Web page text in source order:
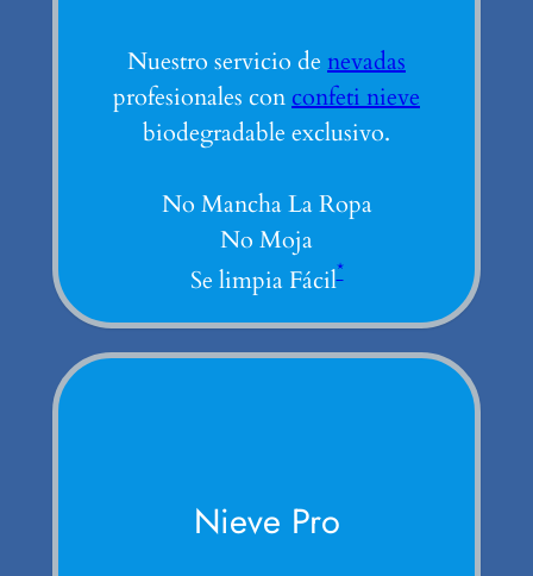
Nuestro servicio de nevadas
profesionales con confeti nieve
biodegradable exclusivo.
No Mancha La Ropa
No Moja
Se limpia Fácil*
Nieve Pro